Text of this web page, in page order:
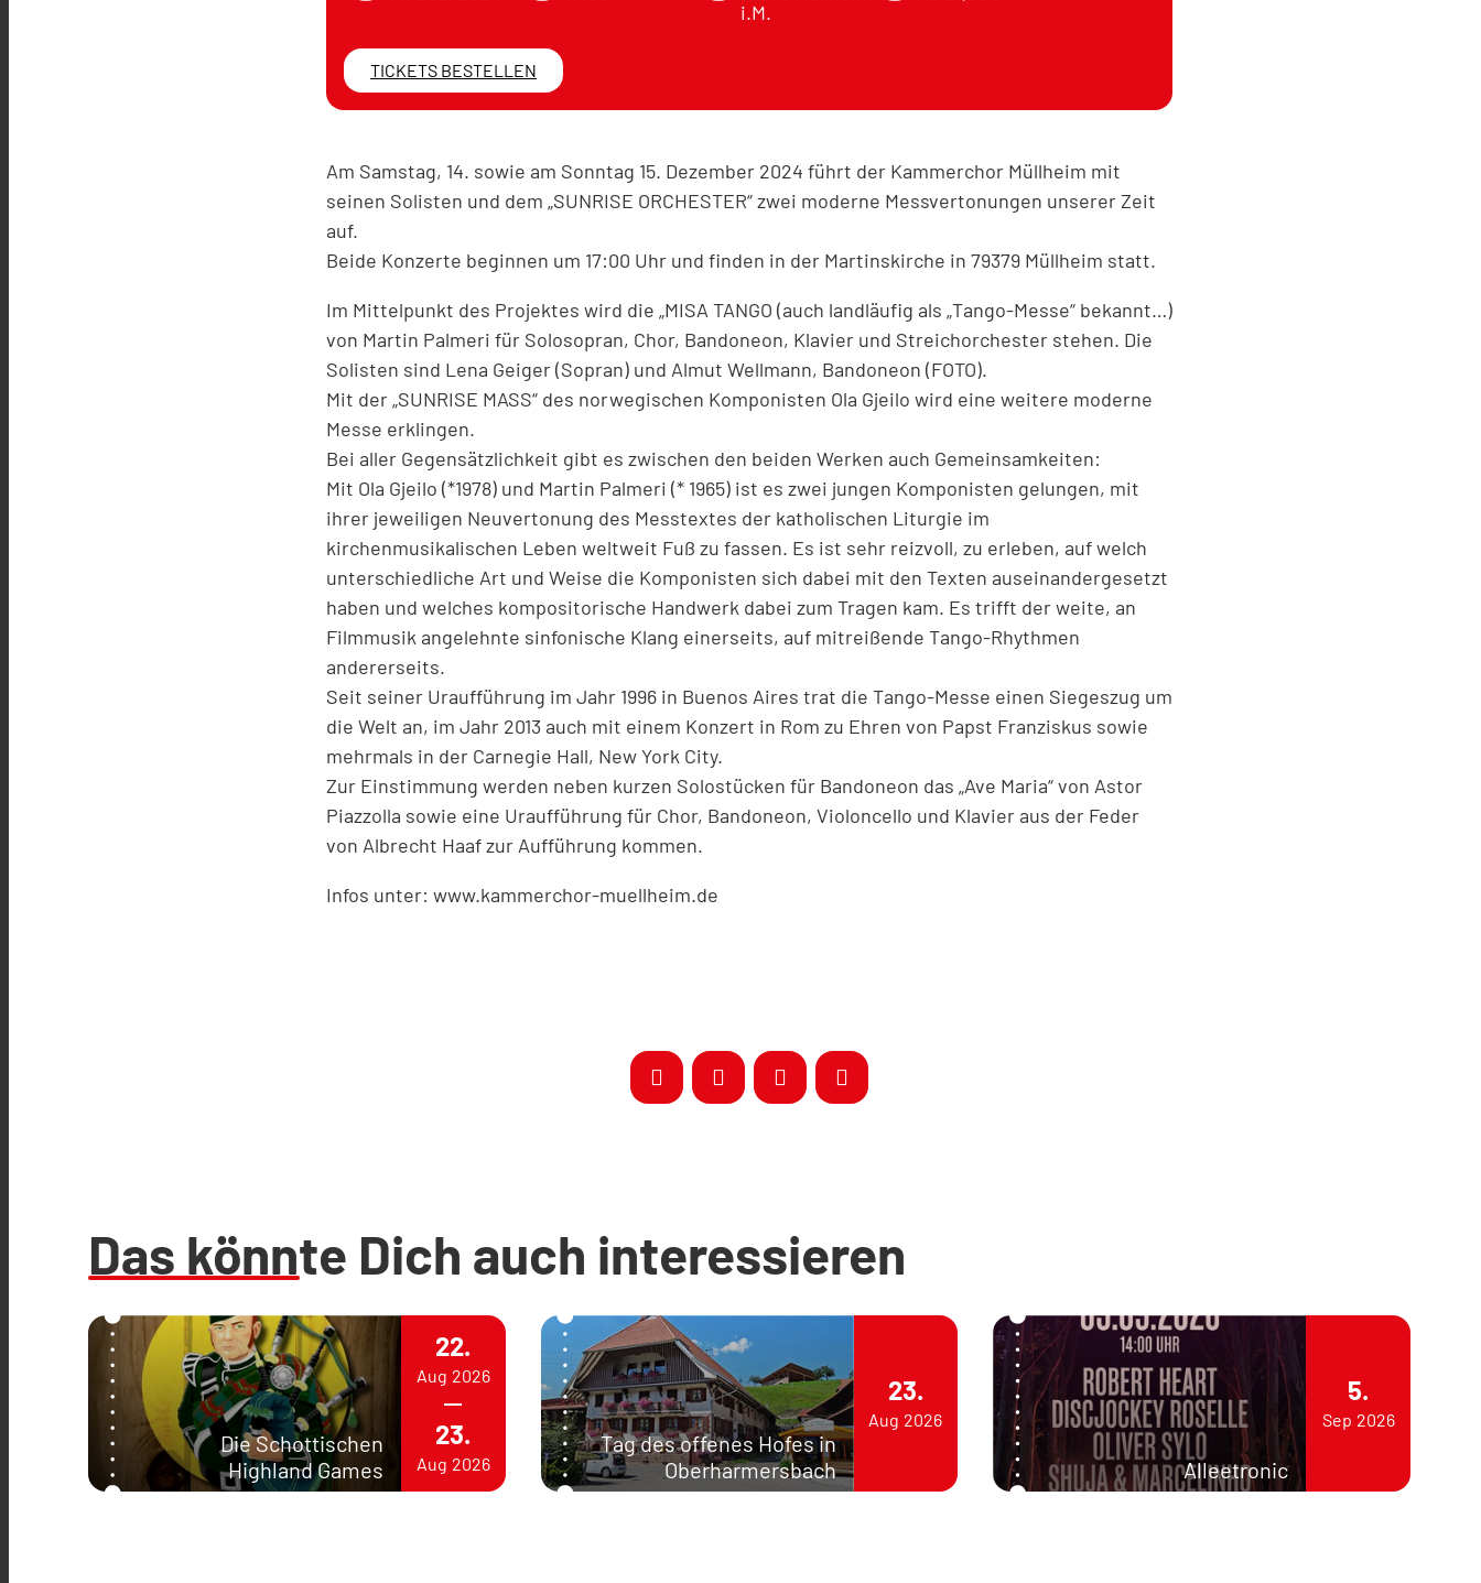
i.M.
TICKETS BESTELLEN
Am Samstag, 14. sowie am Sonntag 15. Dezember 2024 führt der Kammerchor Müllheim mit
seinen Solisten und dem „SUNRISE ORCHESTER“ zwei moderne Messvertonungen unserer Zeit
auf.
Beide Konzerte beginnen um 17:00 Uhr und finden in der Martinskirche in 79379 Müllheim statt.
Im Mittelpunkt des Projektes wird die „MISA TANGO (auch landläufig als „Tango-Messe“ bekannt…)
von Martin Palmeri für Solosopran, Chor, Bandoneon, Klavier und Streichorchester stehen. Die
Solisten sind Lena Geiger (Sopran) und Almut Wellmann, Bandoneon (FOTO).
Mit der „SUNRISE MASS“ des norwegischen Komponisten Ola Gjeilo wird eine weitere moderne
Messe erklingen.
Bei aller Gegensätzlichkeit gibt es zwischen den beiden Werken auch Gemeinsamkeiten:
Mit Ola Gjeilo (*1978) und Martin Palmeri (* 1965) ist es zwei jungen Komponisten gelungen, mit
ihrer jeweiligen Neuvertonung des Messtextes der katholischen Liturgie im
kirchenmusikalischen Leben weltweit Fuß zu fassen. Es ist sehr reizvoll, zu erleben, auf welch
unterschiedliche Art und Weise die Komponisten sich dabei mit den Texten auseinandergesetzt
haben und welches kompositorische Handwerk dabei zum Tragen kam. Es trifft der weite, an
Filmmusik angelehnte sinfonische Klang einerseits, auf mitreißende Tango-Rhythmen
andererseits.
Seit seiner Uraufführung im Jahr 1996 in Buenos Aires trat die Tango-Messe einen Siegeszug um
die Welt an, im Jahr 2013 auch mit einem Konzert in Rom zu Ehren von Papst Franziskus sowie
mehrmals in der Carnegie Hall, New York City.
Zur Einstimmung werden neben kurzen Solostücken für Bandoneon das „Ave Maria“ von Astor
Piazzolla sowie eine Uraufführung für Chor, Bandoneon, Violoncello und Klavier aus der Feder
von Albrecht Haaf zur Aufführung kommen.
Infos unter: www.kammerchor-muellheim.de
Das könnte Dich auch interessieren
Die Schottischen
Highland Games
22.
Aug 2026
23.
Aug 2026
Tag des offenes Hofes in
Oberharmersbach
23.
Aug 2026
Alleetronic
5.
Sep 2026